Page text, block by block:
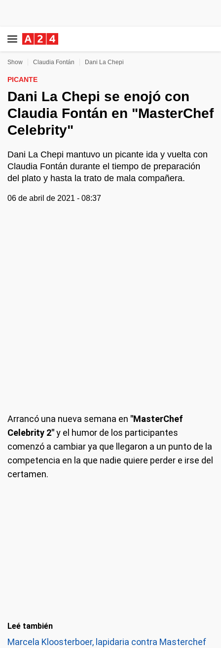
Show Claudia Fontán Dani La Chepi
PICANTE
Dani La Chepi se enojó con
Claudia Fontán en "MasterChef
Celebrity"
Dani La Chepi mantuvo un picante ida y vuelta con
Claudia Fontán durante el tiempo de preparación
del plato y hasta la trato de mala compañera.
06 de abril de 2021 - 08:37
Arrancó una nueva semana en "MasterChef
Celebrity 2"y el humor de los participantes
comenzó a cambiar ya que llegaron a un punto de la
competencia en la que nadie quiere perder e irse del
certamen.
Leé también
Marcela Kloosterboer, lapidaria contra Masterchef